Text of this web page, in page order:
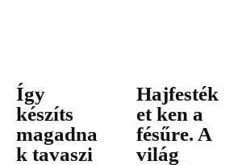
Így
készíts
magadna
k tavaszi
Hajfesték
et ken a
fésűre. A
világ